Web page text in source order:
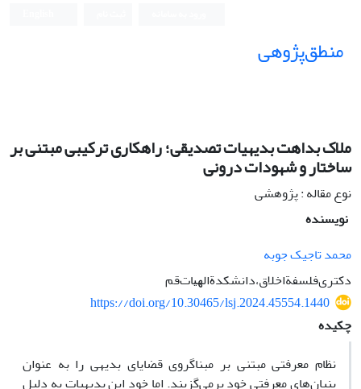
منطق‌پژوهی
ملاک بداهت بدیهیات تصدیقی؛ راهکاری ترکیبی مبتنی بر
ساختار و شهودات درونی
نوع مقاله : پژوهشی
نویسنده
محمد تاجیک جوبه
دﻛﺘﺮیﻓﻠﺴﻔﺔاﺧﻼق،داﻧﺸﻜﺪةاﻟﻬﻴﺎتﻗﻢ
https://doi.org/10.30465/lsj.2024.45554.1440
چکیده
نظام معرفتی مبتنی بر مبناگروی قضایای بدیهی را به عنوان
بنیان‌های معرفتی خود برمی‌گزیند. اما خود این بدیهیات به دلیل